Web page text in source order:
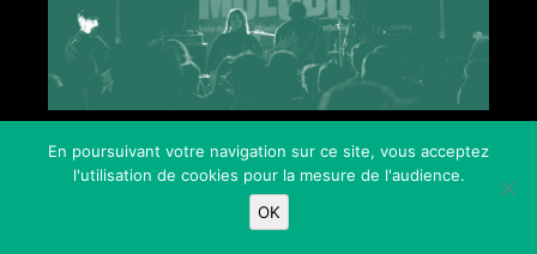
BRYAN’S MAGIC TEARS + Gros Coeur
10 avril 2025
En poursuivant votre navigation sur ce site, vous acceptez
l'utilisation de cookies pour la mesure de l'audience.
OK